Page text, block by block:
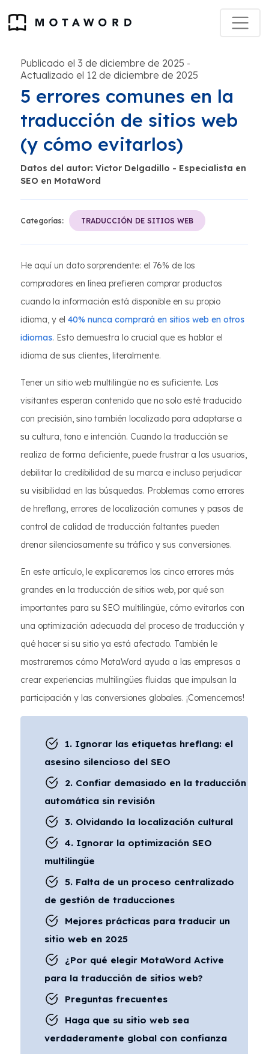
Publicado el 3 de diciembre de 2025 -
Actualizado el 12 de diciembre de 2025
5 errores comunes en la
traducción de sitios web
(y cómo evitarlos)
Datos del autor: Victor Delgadillo - Especialista en
SEO en MotaWord
Categorías: TRADUCCIÓN DE SITIOS WEB
He aquí un dato sorprendente: el 76% de los
compradores en línea prefieren comprar productos
cuando la información está disponible en su propio
idioma, y el 40% nunca comprará en sitios web en otros
idiomas. Esto demuestra lo crucial que es hablar el
idioma de sus clientes, literalmente.
Tener un sitio web multilingüe no es suficiente. Los
visitantes esperan contenido que no solo esté traducido
con precisión, sino también localizado para adaptarse a
su cultura, tono e intención. Cuando la traducción se
realiza de forma deficiente, puede frustrar a los usuarios,
debilitar la credibilidad de su marca e incluso perjudicar
su visibilidad en las búsquedas. Problemas como errores
de hreflang, errores de localización comunes y pasos de
control de calidad de traducción faltantes pueden
drenar silenciosamente su tráfico y sus conversiones.
En este artículo, le explicaremos los cinco errores más
grandes en la traducción de sitios web, por qué son
importantes para su SEO multilingüe, cómo evitarlos con
una optimización adecuada del proceso de traducción y
qué hacer si su sitio ya está afectado. También le
mostraremos cómo MotaWord ayuda a las empresas a
crear experiencias multilingües fluidas que impulsan la
participación y las conversiones globales. ¡Comencemos!
1. Ignorar las etiquetas hreflang: el
asesino silencioso del SEO
2. Confiar demasiado en la traducción
automática sin revisión
3. Olvidando la localización cultural
4. Ignorar la optimización SEO
multilingüe
5. Falta de un proceso centralizado
de gestión de traducciones
Mejores prácticas para traducir un
sitio web en 2025
¿Por qué elegir MotaWord Active
para la traducción de sitios web?
Preguntas frecuentes
Haga que su sitio web sea
verdaderamente global con confianza